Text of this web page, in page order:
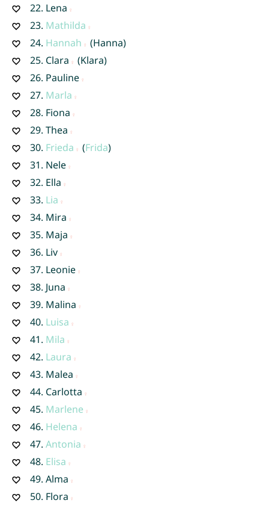
22. Lena
23. Mathilda
24. Hannah
(Hanna)
25. Clara
(Klara)
26. Pauline
27. Marla
28. Fiona
29. Thea
30. Frieda (Frida)
31. Nele
32. Ella
33. Lia
34. Mira
35. Maja
36. Liv
37. Leonie
38. Juna
39. Malina
40. Luisa
41. Mila
42. Laura
43. Malea
44. Carlotta
45. Marlene
46. Helena
47. Antonia
48. Elisa
49. Alma
50. Flora